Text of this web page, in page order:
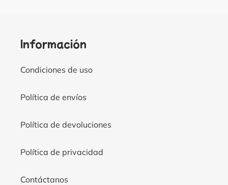
Información
Condiciones de uso
Política de envíos
Política de devoluciones
Política de privacidad
Contáctanos